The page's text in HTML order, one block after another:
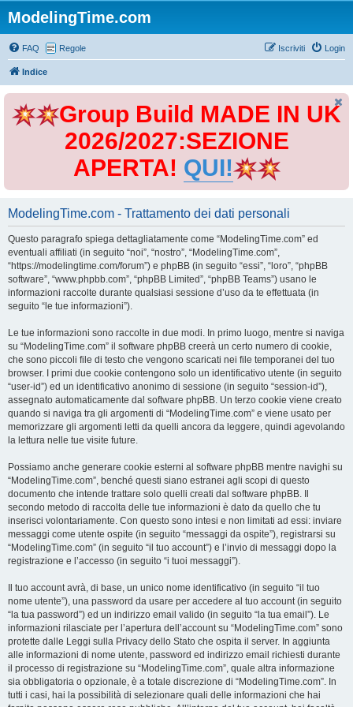
ModelingTime.com
FAQ Regole Login
Iscriviti
Indice
Group Build MADE IN UK
2026/2027:SEZIONE
APERTA! QUI!
ModelingTime.com - Trattamento dei dati personali
Questo paragrafo spiega dettagliatamente come “ModelingTime.com” ed
eventuali affiliati (in seguito “noi”, “nostro”, “ModelingTime.com”,
“https://modelingtime.com/forum”) e phpBB (in seguito “essi”, “loro”, “phpBB
software”, “www.phpbb.com”, “phpBB Limited”, “phpBB Teams”) usano le
informazioni raccolte durante qualsiasi sessione d’uso da te effettuata (in
seguito “le tue informazioni”).
Le tue informazioni sono raccolte in due modi. In primo luogo, mentre si naviga
su “ModelingTime.com” il software phpBB creerà un certo numero di cookie,
che sono piccoli file di testo che vengono scaricati nei file temporanei del tuo
browser. I primi due cookie contengono solo un identificativo utente (in seguito
“user-id”) ed un identificativo anonimo di sessione (in seguito “session-id”),
assegnato automaticamente dal software phpBB. Un terzo cookie viene creato
quando si naviga tra gli argomenti di “ModelingTime.com” e viene usato per
memorizzare gli argomenti letti da quelli ancora da leggere, quindi agevolando
la lettura nelle tue visite future.
Possiamo anche generare cookie esterni al software phpBB mentre navighi su
“ModelingTime.com”, benché questi siano estranei agli scopi di questo
documento che intende trattare solo quelli creati dal software phpBB. Il
secondo metodo di raccolta delle tue informazioni è dato da quello che tu
inserisci volontariamente. Con questo sono intesi e non limitati ad essi: inviare
messaggi come utente ospite (in seguito “messaggi da ospite”), registrarsi su
“ModelingTime.com” (in seguito “il tuo account”) e l’invio di messaggi dopo la
registrazione e l’accesso (in seguito “i tuoi messaggi”).
Il tuo account avrà, di base, un unico nome identificativo (in seguito “il tuo
nome utente”), una password da usare per accedere al tuo account (in seguito
“la tua password”) ed un indirizzo email valido (in seguito “la tua email”). Le
informazioni rilasciate per l’apertura dell’account su “ModelingTime.com” sono
protette dalle Leggi sulla Privacy dello Stato che ospita il server. In aggiunta
alle informazioni di nome utente, password ed indirizzo email richiesti durante
il processo di registrazione su “ModelingTime.com”, quale altra informazione
sia obbligatoria o opzionale, è a totale discrezione di “ModelingTime.com”. In
tutti i casi, hai la possibilità di selezionare quali delle informazioni che hai